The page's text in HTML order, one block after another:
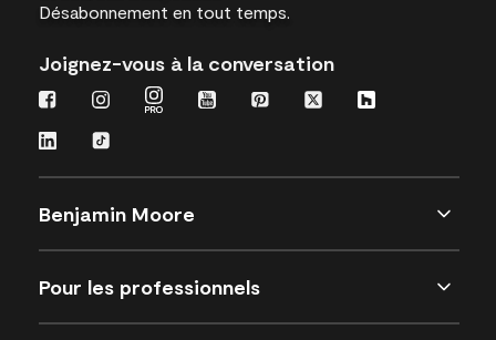
Désabonnement en tout temps.
Joignez-vous à la conversation
Benjamin Moore
Pour les professionnels